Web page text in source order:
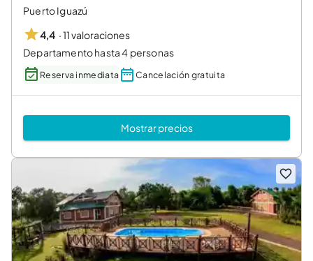
Puerto Iguazú
4,4 ·11 valoraciones
Departamento hasta 4 personas
Reserva inmediata Cancelación gratuita
Mostrar precios